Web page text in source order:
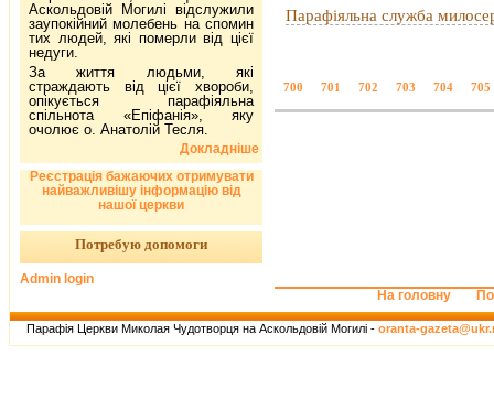
Парафіяльна служба
700 701 702 703 704 705
Аскольдовій Могилі відслужили
заупокійний молебень на спомин
тих людей, які померли від цієї
недуги.
За життя людьми, які
страждають від цієї хвороби,
опікується парафіяльна
спільнота «Епіфанія», яку
очолює о. Анатолій Тесля.
Докладніше
Реєстрація бажаючих отримувати
найважливішу інформацію від
нашої церкви
Потребую допомоги
Admin login
На головну
Парафія Церкви Миколая Чудотворця на Аскольдовій Могилі - oranta-